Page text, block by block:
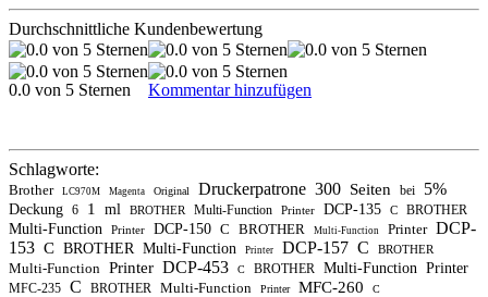
Durchschnittliche Kundenbewertung
0.0 von 5 Sternen Kommentar hinzufügen
Schlagworte:
Brother LC970M Magenta Original Druckerpatrone 300 Seiten bei 5%
Deckung 6 1 ml BROTHER Multi-Function Printer DCP-135 C BROTHER
Multi-Function Printer DCP-150 C BROTHER Multi-Function Printer DCP-
153 C BROTHER Multi-Function Printer DCP-157 C BROTHER
Multi-Function Printer DCP-453 C BROTHER Multi-Function Printer
MFC-235 C BROTHER Multi-Function Printer MFC-260 C